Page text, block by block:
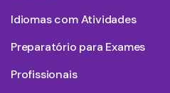
Idiomas com Atividades
Preparatório para Exames
Profissionais